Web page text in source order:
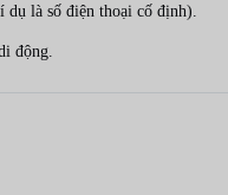
là số điện thoại cố định).
động.